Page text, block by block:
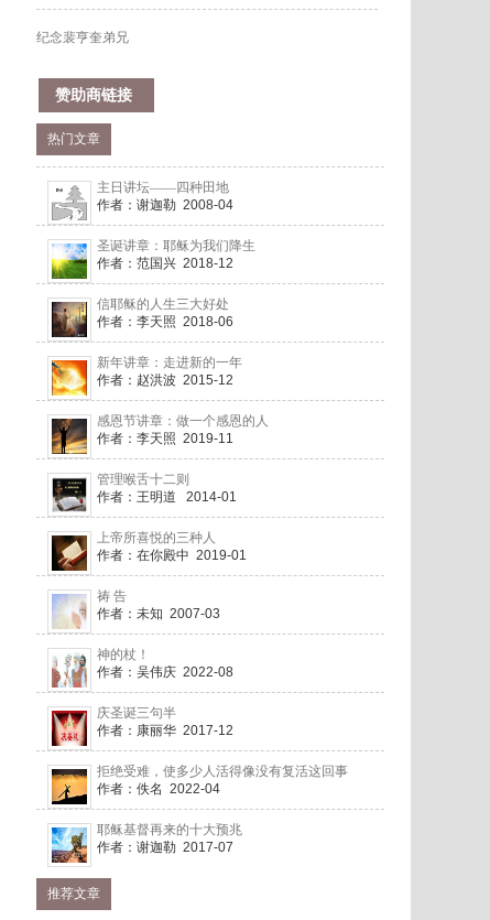
纪念裴亨奎弟兄
赞助商链接
热门文章
主日讲坛——四种田地
作者：谢迦勒 2008-04
圣诞讲章：耶稣为我们降生
作者：范国兴 2018-12
信耶稣的人生三大好处
作者：李天照 2018-06
新年讲章：走进新的一年
作者：赵洪波 2015-12
感恩节讲章：做一个感恩的人
作者：李天照 2019-11
管理喉舌十二则
作者：王明道 2014-01
上帝所喜悦的三种人
作者：在你殿中 2019-01
祷 告
作者：未知 2007-03
神的杖！
作者：吴伟庆 2022-08
庆圣诞三句半
作者：康丽华 2017-12
拒绝受难，使多少人活得像没有复活这回事
作者：佚名 2022-04
耶稣基督再来的十大预兆
作者：谢迦勒 2017-07
推荐文章